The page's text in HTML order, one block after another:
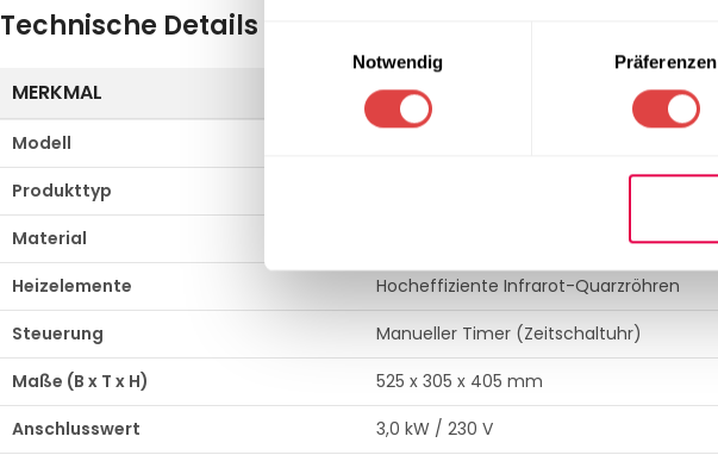
Notwendig
Präferenzen
Technische Details
MERKMAL SPEZIFIKATION
Modell
Produkttyp
Material
Heizelemente
Hocheffiziente Infrarot-Quarzröhren
Steuerung
Manueller Timer (Zeitschaltuhr)
Maße (B x T x H)
525 x 305 x 405 mm
Anschlusswert
3,0 kW / 230 V